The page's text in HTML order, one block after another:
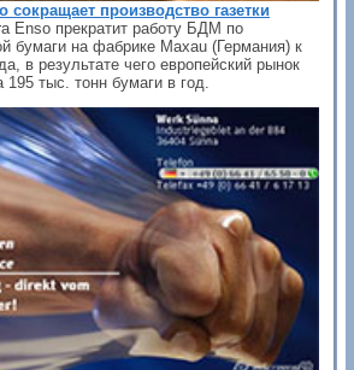
сокращает производство газетки
Enso прекратит работу БДМ по
бумаги на фабрике Maxau (Германия) к
в результате чего европейский рынок
195 тыс. тонн бумаги в год.